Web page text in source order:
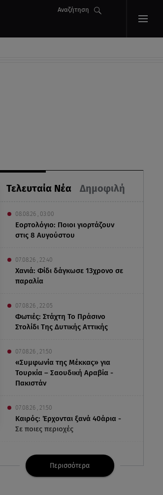
Αναζήτηση
Τελευταία Νέα Δημοφιλή
08.08.26 , 03:00
Εορτολόγιο: Ποιοι γιορτάζουν
στις 8 Αυγούστου
07.08.26 , 22:40
Χανιά: Φίδι δάγκωσε 13χρονο σε
παραλία
07.08.26 , 22:05
Φωτιές: Στάχτη Το Πράσινο
Στολίδι Της Δυτικής Αττικής
07.08.26 , 21:50
«Συμφωνία της Μέκκας» για
Τουρκία – Σαουδική Αραβία -
Πακιστάν
07.08.26 , 21:50
Καιρός: Έρχονται ξανά 40άρια -
Σε ποιες περιοχές
07.08.26 , 21:32
Κρήτη: Τουρίστας ρωτούσε
πόσο να πληρώσει για να
Περισσότερα